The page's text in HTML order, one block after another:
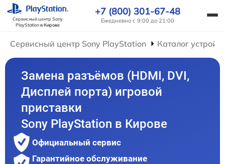
Сервисный центр Sony
PlayStationв Кирове
+7 (800) 301-67-48
Ежедневно с 9:00 до 21:00
Сервисный центр Sony PlayStation Каталог
Замена разъёмов (HDMI, DVI,
Дисплей порта) игровой
приставки
Sony PlayStation в Кирове
Официальный сервис
Гарантийное обслуживание